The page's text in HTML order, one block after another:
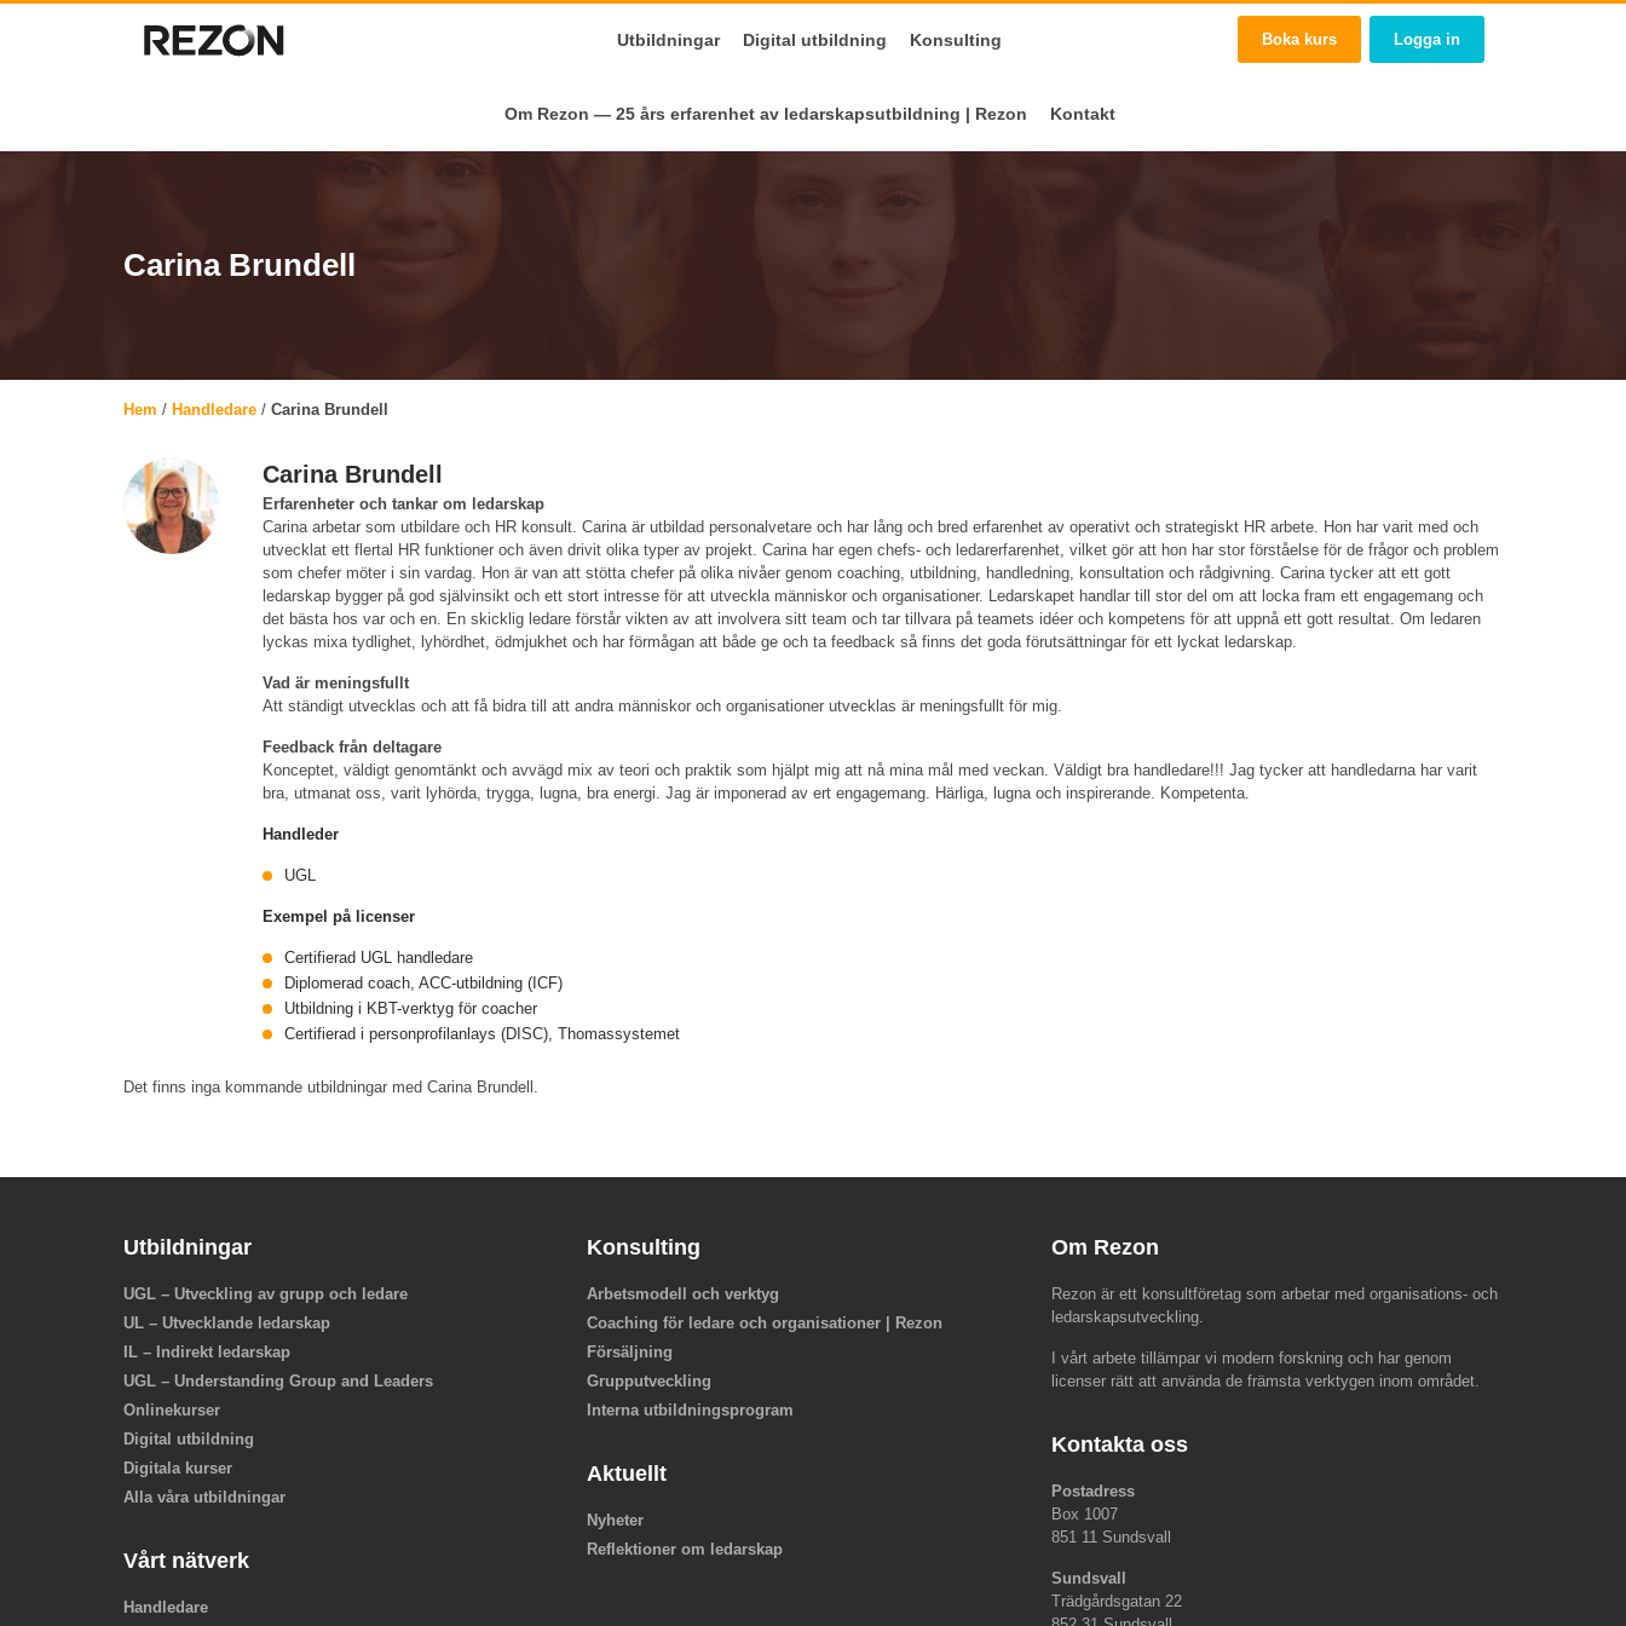
Utbildningar Digital utbildning Konsulting
Om Rezon — 25 års erfarenhet av ledarskapsutbildning | Rezon Kontakt
Boka kurs Logga in
Carina Brundell
Hem / Handledare / Carina Brundell
Carina Brundell
Erfarenheter och tankar om ledarskap
Carina arbetar som utbildare och HR konsult. Carina är utbildad personalvetare och har lång och bred erfarenhet av operativt och strategiskt HR arbete. Hon har varit med och
utvecklat ett flertal HR funktioner och även drivit olika typer av projekt. Carina har egen chefs- och ledarerfarenhet, vilket gör att hon har stor förståelse för de frågor och problem
som chefer möter i sin vardag. Hon är van att stötta chefer på olika nivåer genom coaching, utbildning, handledning, konsultation och rådgivning. Carina tycker att ett gott
ledarskap bygger på god självinsikt och ett stort intresse för att utveckla människor och organisationer. Ledarskapet handlar till stor del om att locka fram ett engagemang och
det bästa hos var och en. En skicklig ledare förstår vikten av att involvera sitt team och tar tillvara på teamets idéer och kompetens för att uppnå ett gott resultat. Om ledaren
lyckas mixa tydlighet, lyhördhet, ödmjukhet och har förmågan att både ge och ta feedback så finns det goda förutsättningar för ett lyckat ledarskap.
Vad är meningsfullt
Att ständigt utvecklas och att få bidra till att andra människor och organisationer utvecklas är meningsfullt för mig.
Feedback från deltagare
Konceptet, väldigt genomtänkt och avvägd mix av teori och praktik som hjälpt mig att nå mina mål med veckan. Väldigt bra handledare!!! Jag tycker att handledarna har varit
bra, utmanat oss, varit lyhörda, trygga, lugna, bra energi. Jag är imponerad av ert engagemang. Härliga, lugna och inspirerande. Kompetenta.
Handleder
UGL
Exempel på licenser
Certifierad UGL handledare
Diplomerad coach, ACC-utbildning (ICF)
Utbildning i KBT-verktyg för coacher
Certifierad i personprofilanlays (DISC), Thomassystemet
Det finns inga kommande utbildningar med Carina Brundell.
Utbildningar
UGL – Utveckling av grupp och ledare
UL – Utvecklande ledarskap
IL – Indirekt ledarskap
UGL – Understanding Group and Leaders
Onlinekurser
Digital utbildning
Digitala kurser
Alla våra utbildningar
Vårt nätverk
Handledare
Konsulting
Arbetsmodell och verktyg
Coaching för ledare och organisationer | Rezon
Försäljning
Grupputveckling
Interna utbildningsprogram
Aktuellt
Nyheter
Reflektioner om ledarskap
Om Rezon
Rezon är ett konsultföretag som arbetar med organisations- och
ledarskapsutveckling.
I vårt arbete tillämpar vi modern forskning och har genom
licenser rätt att använda de främsta verktygen inom området.
Kontakta oss
Postadress
Box 1007
851 11 Sundsvall
Sundsvall
Trädgårdsgatan 22